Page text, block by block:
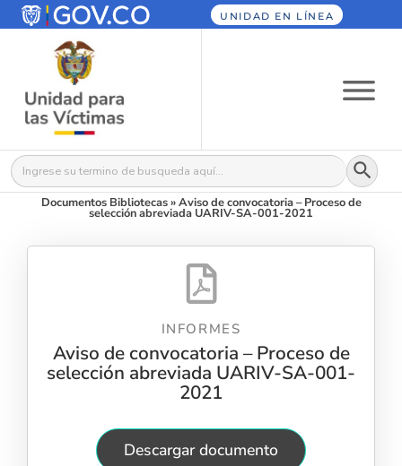
UNIDAD EN LÍNEA
Buscar: Botón
Documentos Bibliotecas»Aviso de convocatoria – Proceso de
selección abreviada UARIV-SA-001-2021
INFORMES
Aviso de convocatoria – Proceso de
selección abreviada UARIV-SA-001-
2021
Descargar documento